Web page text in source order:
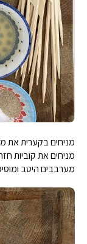
מניחים בקערית את
מניחים את קוביות
מערבבים היטב